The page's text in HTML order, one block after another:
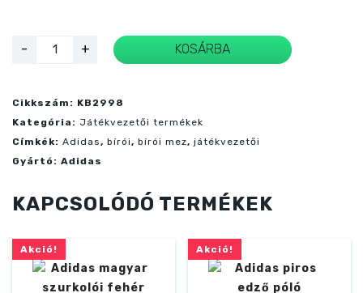
-
REF
mez
mennyiség
+ KOSÁRBA
Cikkszám: KB2998
Kategória: Játékvezetői termékek
Címkék: Adidas, bírói, bírói mez, játékvezetői
Gyártó: Adidas
KAPCSOLÓDÓ TERMÉKEK
Akció! Akció!